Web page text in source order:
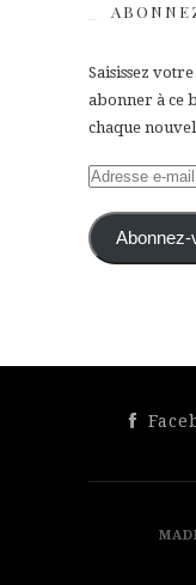
Saisissez
abonner à ce
chaque
Adresse
mail Abonnez-